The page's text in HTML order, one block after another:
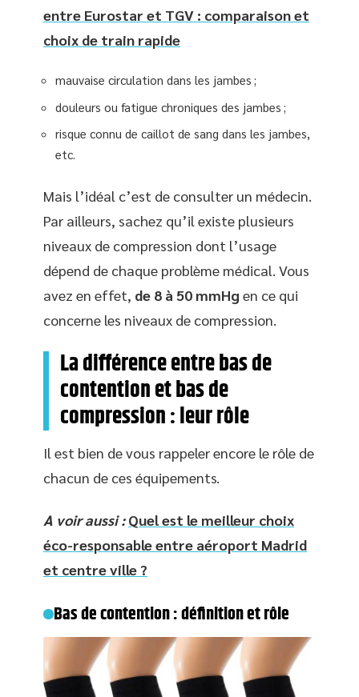
entre Eurostar et TGV : comparaison et
choix de train rapide
mauvaise circulation dans les jambes ;
douleurs ou fatigue chroniques des jambes ;
risque connu de caillot de sang dans les jambes,
etc.
Mais l’idéal c’est de consulter un médecin.
Par ailleurs, sachez qu’il existe plusieurs
niveaux de compression dont l’usage
dépend de chaque problème médical. Vous
avez en effet, de 8 à 50 mmHg en ce qui
concerne les niveaux de compression.
La différence entre bas de
contention et bas de
compression : leur rôle
Il est bien de vous rappeler encore le rôle de
chacun de ces équipements.
A voir aussi : Quel est le meilleur choix
éco-responsable entre aéroport Madrid
et centre ville ?
Bas de contention : définition et rôle